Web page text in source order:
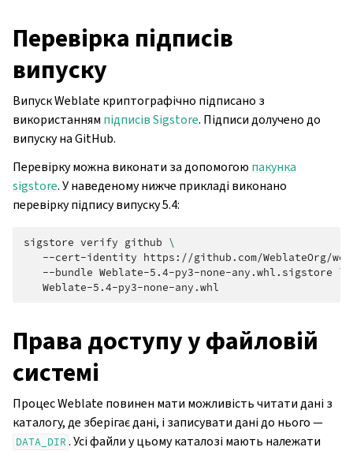
Перевірка підписів
випуску
Випуск Weblate криптографічно підписано з
використанням підписів Sigstore. Підписи долучено до
випуску на GitHub.
Перевірку можна виконати за допомогою пакунка
sigstore. У наведеному нижче прикладі виконано
перевірку підпису випуску 5.4:
sigstore verify github \
--cert-identity https://github.com/WeblateOrg/
--bundle Weblate-5.4-py3-none-any.whl.sigstore \
Права доступу у файловій
системі
Процес Weblate повинен мати можливість читати дані з
каталогу, де зберігає дані, і записувати дані до нього —
DATA_DIR . Усі файли у цьому каталозі мають належати